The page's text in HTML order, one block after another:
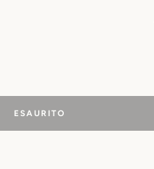
ESAURITO